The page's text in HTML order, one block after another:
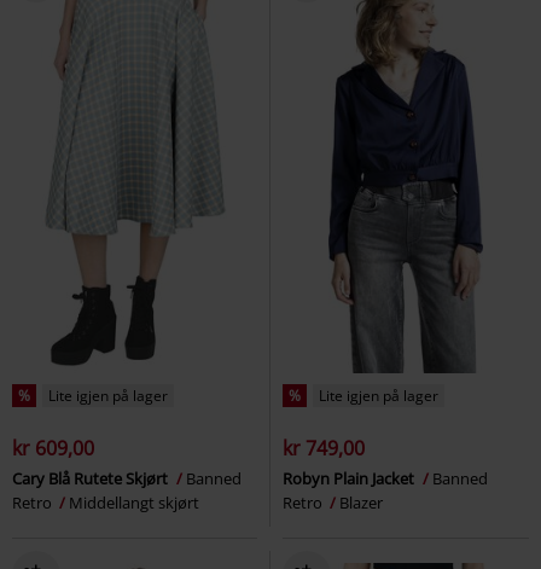
% Lite igjen på lager
kr 609,00
Cary Blå Rutete Skjørt
Banned
Retro
Middellangt skjørt
% Lite igjen på lager
kr 749,00
Robyn Plain Jacket
Banned
Retro
Blazer